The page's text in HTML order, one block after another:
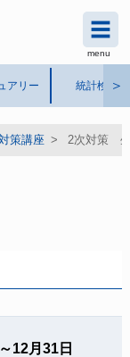
menu
アリー 統計検定＞
策講座> 2次対策
12月31日